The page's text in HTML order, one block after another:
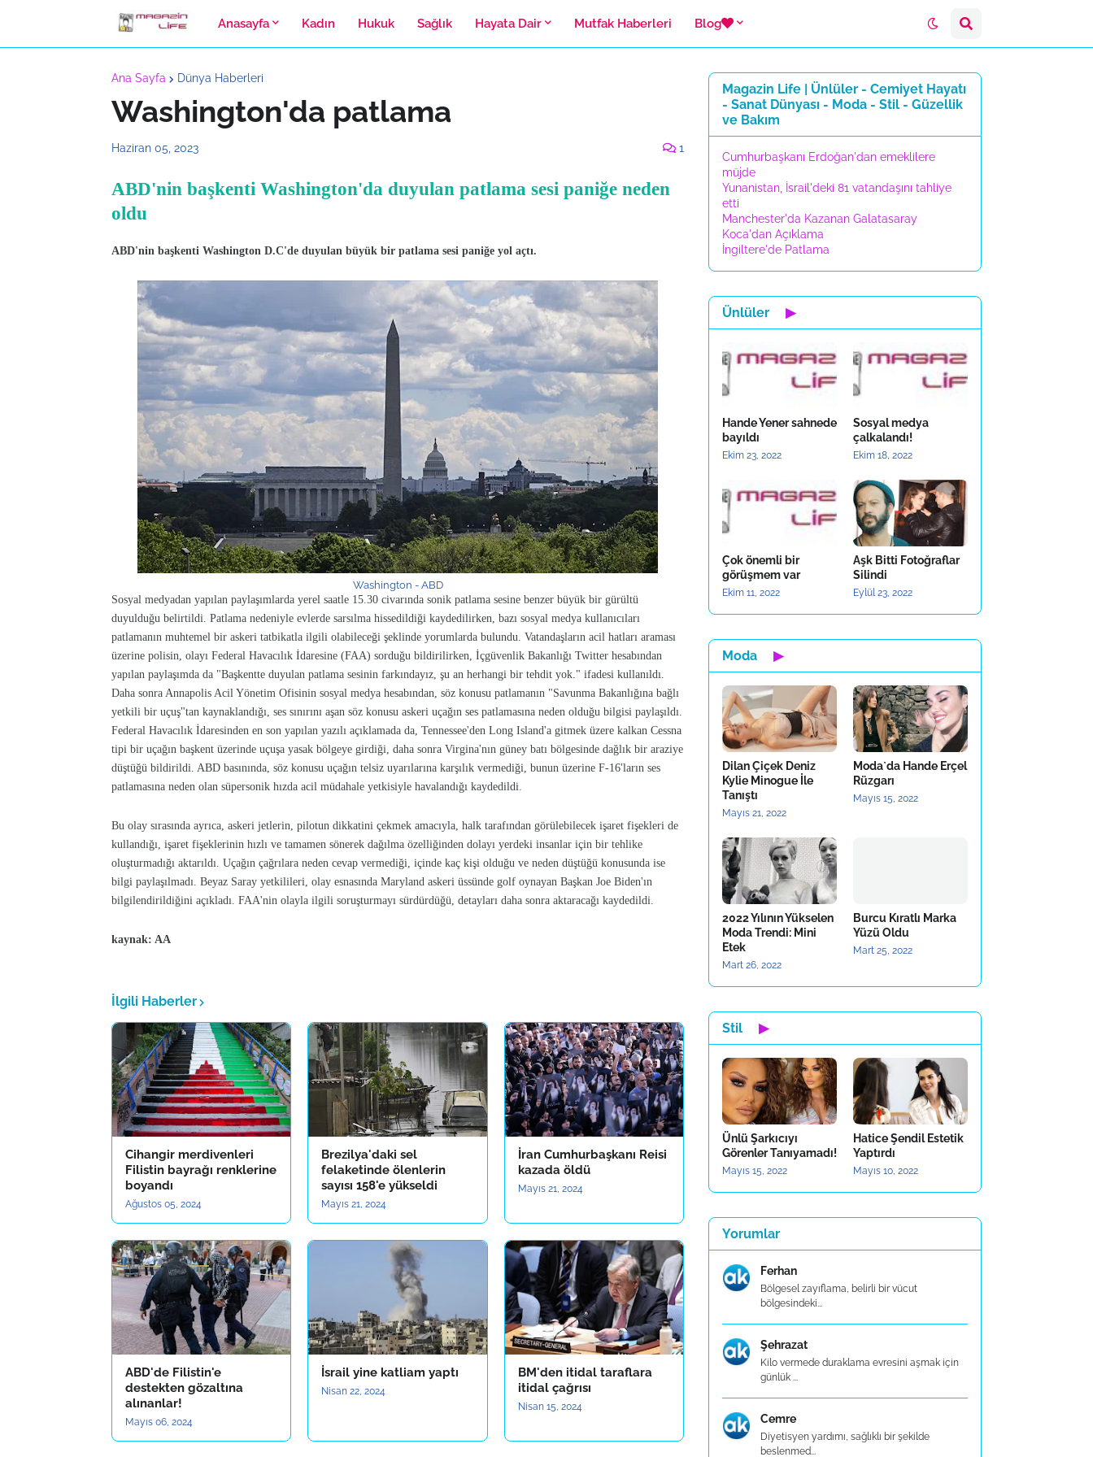
Anasayfa Kadın Hukuk Sağlık Hayata Dair Mutfak Haberleri Blog
Ana Sayfa Dünya Haberleri
Washington'da patlama
Haziran 05, 2023 1
ABD'nin başkenti Washington'da duyulan patlama sesi paniğe neden
oldu
ABD'nin başkenti Washington D.C'de duyulan büyük bir patlama sesi paniğe yol açtı.
Washington - ABD
Sosyal medyadan yapılan paylaşımlarda yerel saatle 15.30 civarında sonik patlama sesine benzer büyük bir gürültü
duyulduğu belirtildi. Patlama nedeniyle evlerde sarsılma hissedildiği kaydedilirken, bazı sosyal medya kullanıcıları
patlamanın muhtemel bir askeri tatbikatla ilgili olabileceği şeklinde yorumlarda bulundu. Vatandaşların acil hatları araması
üzerine polisin, olayı Federal Havacılık İdaresine (FAA) sorduğu bildirilirken, İçgüvenlik Bakanlığı Twitter hesabından
yapılan paylaşımda da "Başkentte duyulan patlama sesinin farkındayız, şu an herhangi bir tehdit yok." ifadesi kullanıldı.
Daha sonra Annapolis Acil Yönetim Ofisinin sosyal medya hesabından, söz konusu patlamanın "Savunma Bakanlığına bağlı
yetkili bir uçuş"tan kaynaklandığı, ses sınırını aşan söz konusu askeri uçağın ses patlamasına neden olduğu bilgisi paylaşıldı.
Federal Havacılık İdaresinden en son yapılan yazılı açıklamada da, Tennessee'den Long Island'a gitmek üzere kalkan Cessna
tipi bir uçağın başkent üzerinde uçuşa yasak bölgeye girdiği, daha sonra Virgina'nın güney batı bölgesinde dağlık bir araziye
düştüğü bildirildi. ABD basınında, söz konusu uçağın telsiz uyarılarına karşılık vermediği, bunun üzerine F-16'ların ses
patlamasına neden olan süpersonik hızda acil müdahale yetkisiyle havalandığı kaydedildi.
Bu olay sırasında ayrıca, askeri jetlerin, pilotun dikkatini çekmek amacıyla, halk tarafından görülebilecek işaret fişekleri de
kullandığı, işaret fişeklerinin hızlı ve tamamen sönerek dağılma özelliğinden dolayı yerdeki insanlar için bir tehlike
oluşturmadığı aktarıldı. Uçağın çağrılara neden cevap vermediği, içinde kaç kişi olduğu ve neden düştüğü konusunda ise
bilgi paylaşılmadı. Beyaz Saray yetkilileri, olay esnasında Maryland askeri üssünde golf oynayan Başkan Joe Biden'ın
bilgilendirildiğini açıkladı. FAA'nin olayla ilgili soruşturmayı sürdürdüğü, detayları daha sonra aktaracağı kaydedildi.
kaynak: AA
İlgili Haberler
Cihangir merdivenleri
Filistin bayrağı renklerine
boyandı
Ağustos 05, 2024
Brezilya'daki sel
felaketinde ölenlerin
sayısı 158'e yükseldi
Mayıs 21, 2024
İran Cumhurbaşkanı Reisi
kazada öldü
Mayıs 21, 2024
ABD'de Filistin'e
destekten gözaltına
alınanlar!
Mayıs 06, 2024
İsrail yine katliam yaptı
Nisan 22, 2024
BM'den itidal taraflara
itidal çağrısı
Nisan 15, 2024
Magazin Life | Ünlüler - Cemiyet Hayatı
- Sanat Dünyası - Moda - Stil - Güzellik
ve Bakım
Cumhurbaşkanı Erdoğan'dan emeklilere
müjde
Yunanistan, İsrail'deki 81 vatandaşını tahliye
etti
Manchester'da Kazanan Galatasaray
Koca'dan Açıklama
İngiltere'de Patlama
Ünlüler ▶
Hande Yener sahnede
bayıldı
Ekim 23, 2022
Sosyal medya
çalkalandı!
Ekim 18, 2022
Çok önemli bir
görüşmem var
Ekim 11, 2022
Aşk Bitti Fotoğraflar
Silindi
Eylül 23, 2022
Moda ▶
Dilan Çiçek Deniz
Kylie Minogue İle
Tanıştı
Mayıs 21, 2022
Moda`da Hande Erçel
Rüzgarı
Mayıs 15, 2022
2022 Yılının Yükselen
Moda Trendi: Mini
Etek
Mart 26, 2022
Burcu Kıratlı Marka
Yüzü Oldu
Mart 25, 2022
Stil ▶
Ünlü Şarkıcıyı
Görenler Tanıyamadı!
Mayıs 15, 2022
Hatice Şendil Estetik
Yaptırdı
Mayıs 10, 2022
Yorumlar
Ferhan
Bölgesel zayıflama, belirli bir vücut
bölgesindeki...
Şehrazat
Kilo vermede duraklama evresini aşmak için
günlük ...
Cemre
Diyetisyen yardımı, sağlıklı bir şekilde
beslenmed...